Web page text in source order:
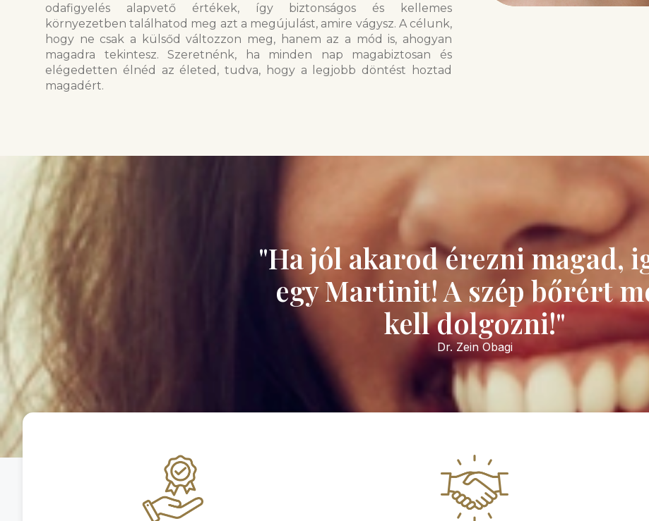
odafigyelés alapvető értékek, így biztonságos és kellemes
környezetben találhatod meg azt a megújulást, amire vágysz. A célunk,
hogy ne csak a külsőd változzon meg, hanem az a mód is, ahogyan
magadra tekintesz. Szeretnénk, ha minden nap magabiztosan és
elégedetten élnéd az életed, tudva, hogy a legjobb döntést hoztad
magadért.
"Ha jól akarod érezni magad,
egy Martinit! A szép bőrért
kell dolgozni!"
Dr. Zein Obagi